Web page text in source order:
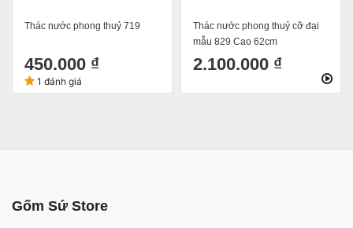
Thác nước phong thuỷ 719
450.000 ₫
1 đánh giá
Thác nước phong thuỷ cỡ đại
mẫu 829 Cao 62cm
2.100.000 ₫
Gốm Sứ Store